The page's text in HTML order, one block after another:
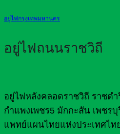
อยู่ไฟกรุงเทพมหานคร
อยู่ไฟถนนราชวิถี
อยู่ไฟหลังคลอดราชวิถี ราชด
กำแพงเพชร5 มักกะสัน เพช
แพทย์แผนไทยแห่งประเทศไ